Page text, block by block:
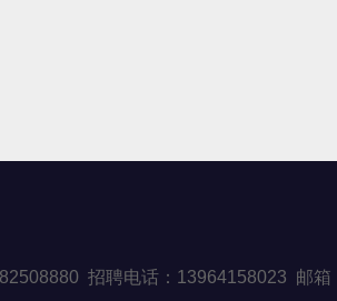
招聘电话：13964158023 邮